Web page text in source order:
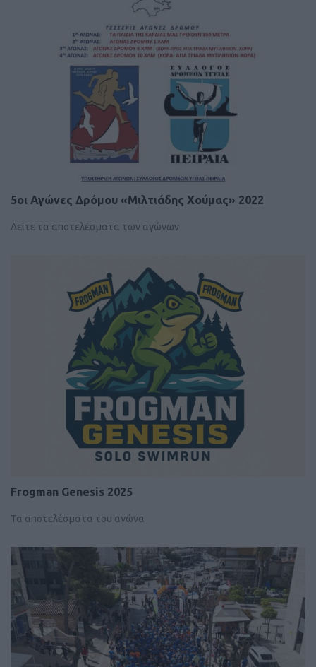
5οι Αγώνες Δρόμου «Μιλτιάδης Χούμας» 2022
Δείτε τα αποτελέσματα των αγώνων
Frogman Genesis 2025
Τα αποτελέσματα του αγώνα